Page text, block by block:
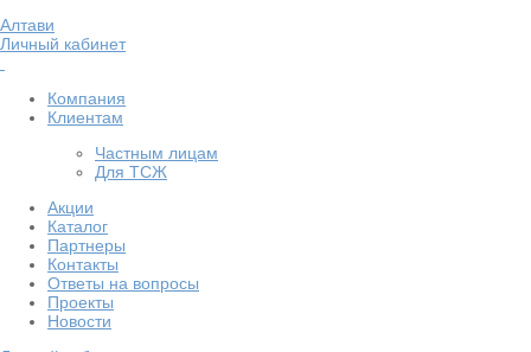
Алтави
Личный кабинет
Компания
Клиентам
Частным лицам
Для ТСЖ
Акции
Каталог
Партнеры
Контакты
Ответы на вопросы
Проекты
Новости